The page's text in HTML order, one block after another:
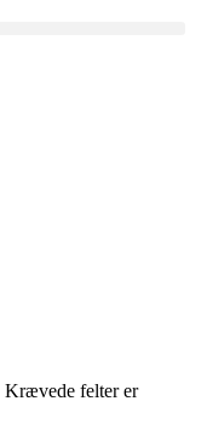
Krævede felter er